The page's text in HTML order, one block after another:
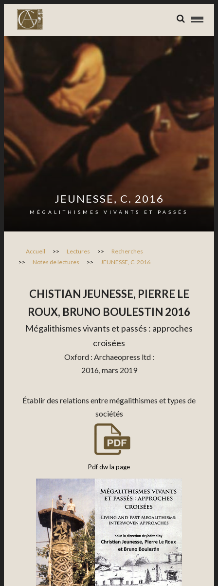
JEUNESSE, C. 2016
MÉGALITHISMES VIVANTS ET PASSÉS
Accueil >> Lectures >>
Recherches
>>
Notes de lectures >> JEUNESSE, C. 2016
CHISTIAN JEUNESSE, PIERRE LE
ROUX, BRUNO BOULESTIN 2016
Mégalithismes vivants et passés : approches
croisées
Oxford : Archaeopress ltd :
2016, mars 2019
Établir des relations entre mégalithismes et types de
sociétés
Pdf dw la page